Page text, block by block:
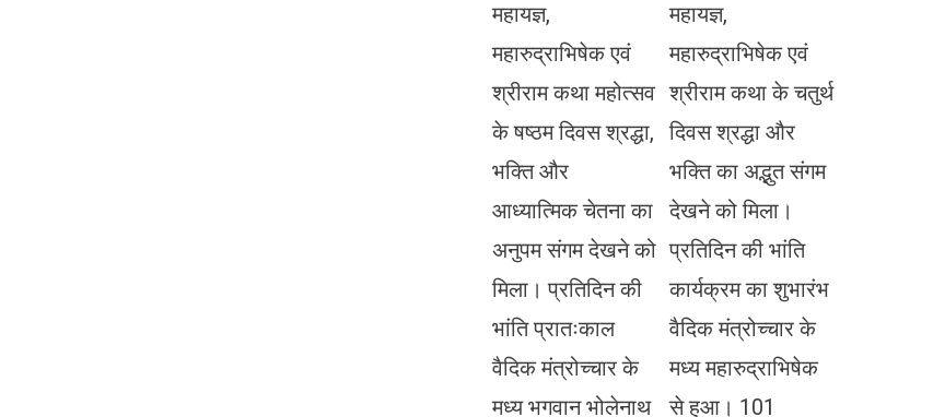
महायज्ञ,
महारुद्राभिषेक एवं
श्रीराम कथा महोत्सव
के षष्ठम दिवस श्रद्धा,
भक्ति और
आध्यात्मिक चेतना का
अनुपम संगम देखने को
मिला। प्रतिदिन की
भांति प्रातःकाल
वैदिक मंत्रोच्चार के
मध्य भगवान भोलेनाथ
महायज्ञ,
महारुद्राभिषेक एवं
श्रीराम कथा के चतुर्थ
दिवस श्रद्धा और
भक्ति का अद्भुत संगम
देखने को मिला।
प्रतिदिन की भांति
कार्यक्रम का शुभारंभ
वैदिक मंत्रोच्चार के
मध्य महारुद्राभिषेक
से हुआ। 101